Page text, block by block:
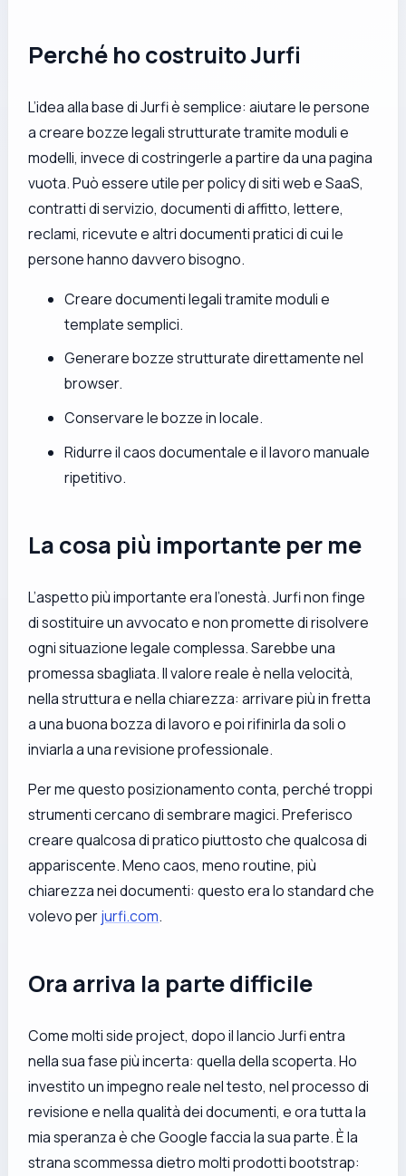
Perché ho costruito Jurfi
L’idea alla base di Jurfi è semplice: aiutare le persone
a creare bozze legali strutturate tramite moduli e
modelli, invece di costringerle a partire da una pagina
vuota. Può essere utile per policy di siti web e SaaS,
contratti di servizio, documenti di affitto, lettere,
reclami, ricevute e altri documenti pratici di cui le
persone hanno davvero bisogno.
Creare documenti legali tramite moduli e
template semplici.
Generare bozze strutturate direttamente nel
browser.
Conservare le bozze in locale.
Ridurre il caos documentale e il lavoro manuale
ripetitivo.
La cosa più importante per me
L’aspetto più importante era l’onestà. Jurfi non finge
di sostituire un avvocato e non promette di risolvere
ogni situazione legale complessa. Sarebbe una
promessa sbagliata. Il valore reale è nella velocità,
nella struttura e nella chiarezza: arrivare più in fretta
a una buona bozza di lavoro e poi rifinirla da soli o
inviarla a una revisione professionale.
Per me questo posizionamento conta, perché troppi
strumenti cercano di sembrare magici. Preferisco
creare qualcosa di pratico piuttosto che qualcosa di
appariscente. Meno caos, meno routine, più
chiarezza nei documenti: questo era lo standard che
volevo perjurfi.com.
Ora arriva la parte difficile
Come molti side project, dopo il lancio Jurfi entra
nella sua fase più incerta: quella della scoperta. Ho
investito un impegno reale nel testo, nel processo di
revisione e nella qualità dei documenti, e ora tutta la
mia speranza è che Google faccia la sua parte. È la
strana scommessa dietro molti prodotti bootstrap: